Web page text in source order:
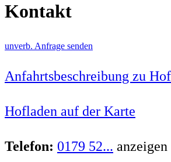
Kontakt
unverb. Anfrage senden
Anfahrtsbeschreibung zu
Hofladen auf der Karte
Telefon: 0179 52... anzeigen